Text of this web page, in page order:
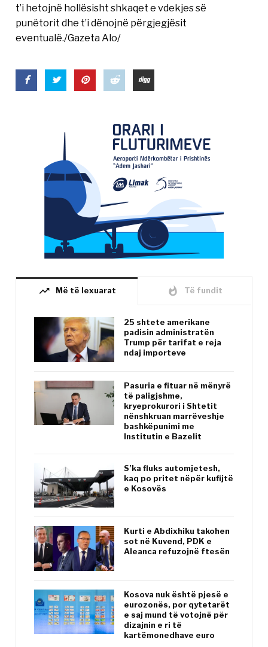
t’i hetojnë hollësisht shkaqet e vdekjes së
punëtorit dhe t’i dënojnë përgjegjësit
eventualë./Gazeta Alo/
trending_up Më të lexuarat whatshot Të fundit
25 shtete amerikane
padisin administratën
Trump për tarifat e reja
ndaj importeve
Pasuria e fituar në mënyrë
të paligjshme,
kryeprokurori i Shtetit
nënshkruan marrëveshje
bashkëpunimi me
Institutin e Bazelit
S’ka fluks automjetesh,
kaq po pritet nëpër kufijtë
e Kosovës
Kurti e Abdixhiku takohen
sot në Kuvend, PDK e
Aleanca refuzojnë ftesën
Kosova nuk është pjesë e
eurozonës, por qytetarët
e saj mund të votojnë për
dizajnin e ri të
kartëmonedhave euro